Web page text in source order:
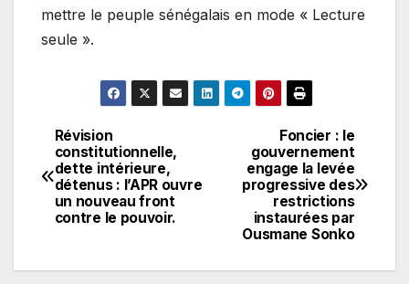
mettre le peuple sénégalais en mode « Lecture
seule ».
Navigation
de
l’article
Foncier : le
gouvernement
engage la levée
progressive des
restrictions
instaurées par
Ousmane Sonko
Révision
constitutionnelle,
dette intérieure,
détenus : l’APR ouvre
un nouveau front
contre le pouvoir.